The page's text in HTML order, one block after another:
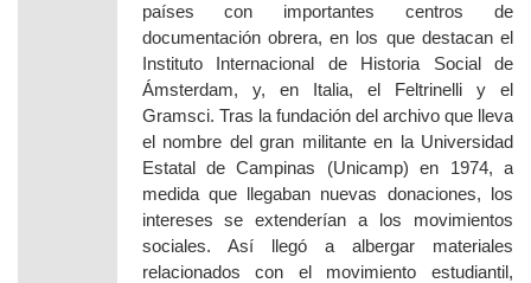
países con importantes centros de
documentación obrera, en los que destacan el
Instituto Internacional de Historia Social de
Ámsterdam, y, en Italia, el Feltrinelli y el
Gramsci. Tras la fundación del archivo que lleva
el nombre del gran militante en la Universidad
Estatal de Campinas (Unicamp) en 1974, a
medida que llegaban nuevas donaciones, los
intereses se extenderían a los movimientos
sociales. Así llegó a albergar materiales
relacionados con el movimiento estudiantil,